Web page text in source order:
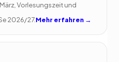
Vorlesungszeit und
2026/27.Mehr erfahren →